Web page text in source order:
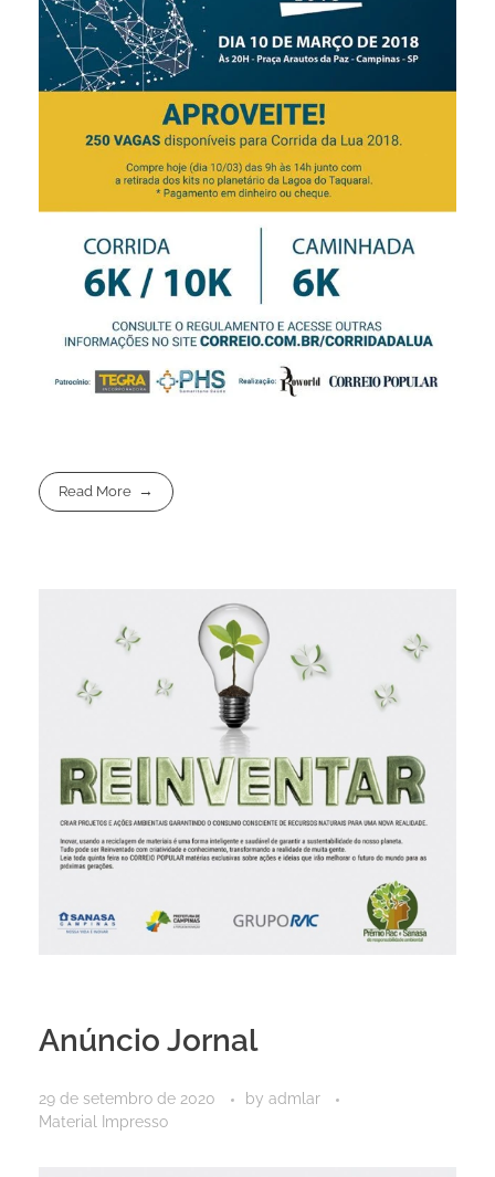
Read More
Anúncio Jornal
29 de setembro de 2020 by admlar
Material Impresso